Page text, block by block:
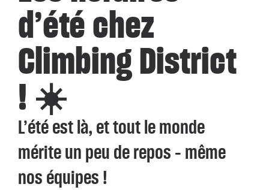
d’été chez
Climbing District
! ☀️
L’été est là, et tout le monde
mérite un peu de repos – même
nos équipes !